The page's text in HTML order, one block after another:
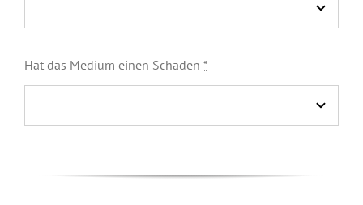
Hat das Medium einen Schaden *